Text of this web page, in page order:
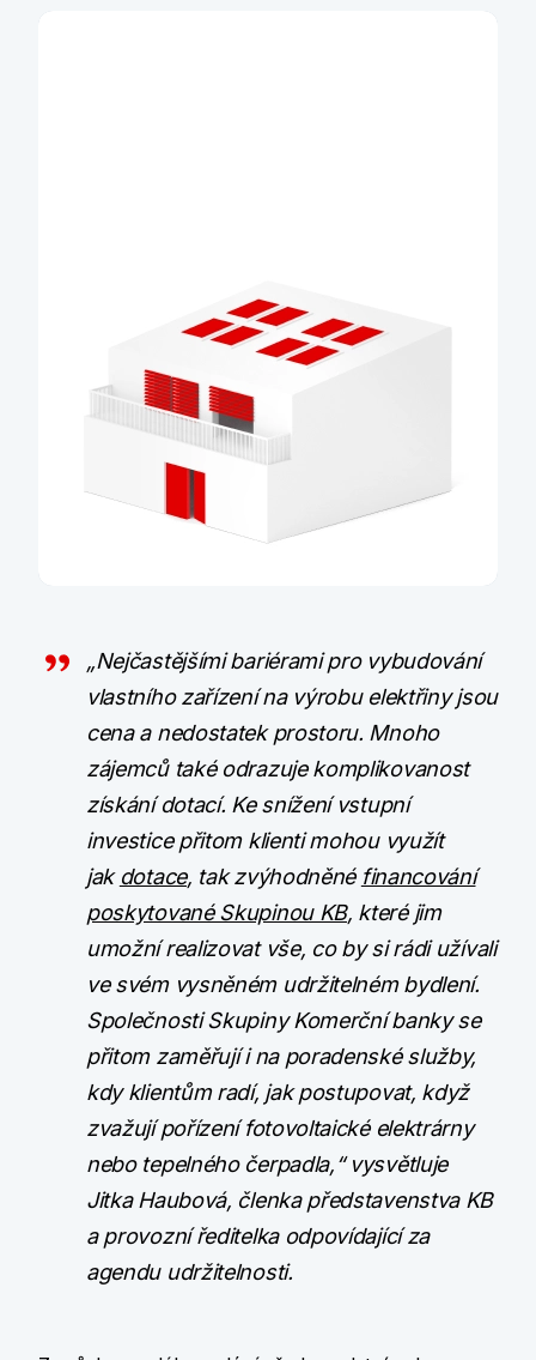
Pomůžeme s financováním a poradíme s
dotacemi v programu Nová zelena
úsporám
Více informací
„Nejčastějšími bariérami pro vybudování
vlastního zařízení na výrobu elektřiny jsou
cena a nedostatek prostoru. Mnoho
zájemců také odrazuje komplikovanost
získání dotací. Ke snížení vstupní
investice přitom klienti mohou využít
jak dotace, tak zvýhodněné financování
poskytované Skupinou KB, které jim
umožní realizovat vše, co by si rádi užívali
ve svém vysněném udržitelném bydlení.
Společnosti Skupiny Komerční banky se
přitom zaměřují i na poradenské služby,
kdy klientům radí, jak postupovat, když
zvažují pořízení fotovoltaické elektrárny
nebo tepelného čerpadla,“ vysvětluje
Jitka Haubová, členka představenstva KB
a provozní ředitelka odpovídající za
agendu udržitelnosti.